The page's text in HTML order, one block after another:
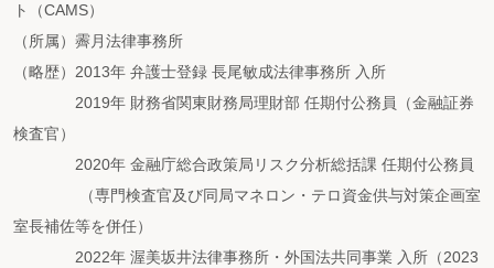
ト（CAMS）
（所属）霽月法律事務所
（略歴）2013年 弁護士登録 長尾敏成法律事務所 入所
2019年 財務省関東財務局理財部 任期付公務員（金融証券
検査官）
2020年 金融庁総合政策局リスク分析総括課 任期付公務員
（専門検査官及び同局マネロン・テロ資金供与対策企画室
室長補佐等を併任）
2022年 渥美坂井法律事務所・外国法共同事業 入所（2023